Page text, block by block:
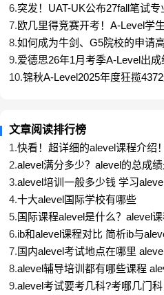
的同学，反而在TARA上折
思考”，而不是“记住了多少”
哪些专业必
● 经济与管理
● PPE（哲学、政治与经济
● 历史与经济
● 历史与政治
● 实验心理学
● 心理学与哲学 / PPL
● 人类科学
6.突发！UAT-UK公布27fall笔试专
名提前、考试天数翻倍，部分专
7.欧几里得竞赛开考！A-Level学
石”？
8.如何成为牛剑、G5院校的申请
都在这里！
9.爱德思26年1月考季A-Level出
分！A+A*率超65%
10.锦秋A-Level2025年度狂揽
文章阅读排行榜
1.快看！超详细的alevel课程介绍！
2.alevel满分多少？alevel的总成
3.alevel培训一般多少钱 学习
4.十大alevel国际学校有哪些
5.国际课程alevel是什么？alevel
6.ib和alevel课程对比 简析ib与
7.国内alevel考试地点在哪里
8.alevel辅导培训都有哪些课程
9.alevel考试要考几科?考哪几门